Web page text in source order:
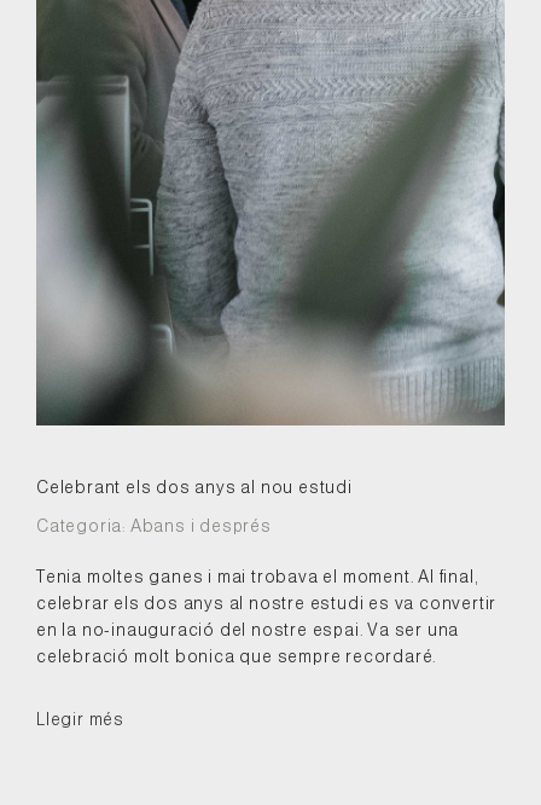
Celebrant els dos anys al nou estudi
Categoria: Abans i després
Tenia moltes ganes i mai trobava el moment. Al final,
celebrar els dos anys al nostre estudi es va convertir
en la no-inauguració del nostre espai. Va ser una
celebració molt bonica que sempre recordaré.
Llegir més